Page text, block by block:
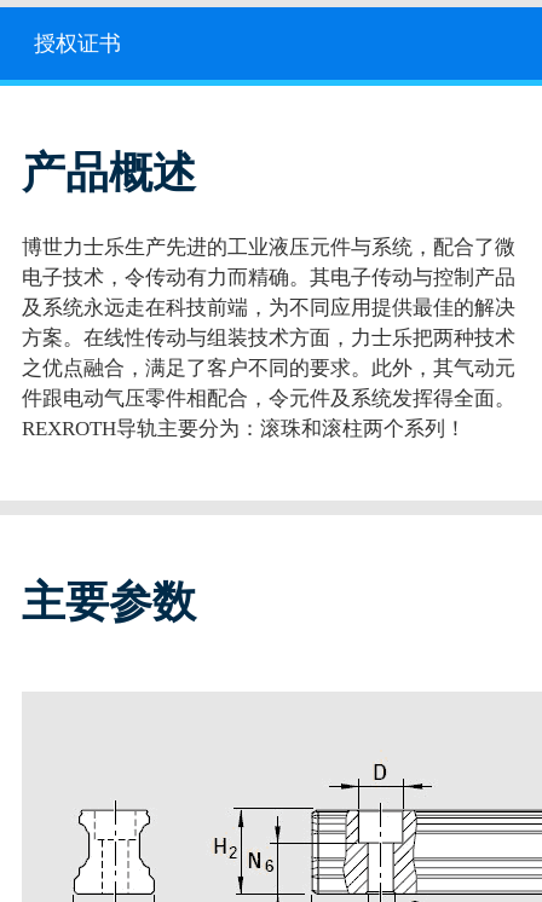
授权证书
产品概述
博世力士乐生产先进的工业液压元件与系统，配合了微
电子技术，令传动有力而精确。其电子传动与控制产品
及系统永远走在科技前端，为不同应用提供最佳的解决
方案。在线性传动与组装技术方面，力士乐把两种技术
之优点融合，满足了客户不同的要求。此外，其气动元
件跟电动气压零件相配合，令元件及系统发挥得全面。
REXROTH导轨主要分为：滚珠和滚柱两个系列！
主要参数